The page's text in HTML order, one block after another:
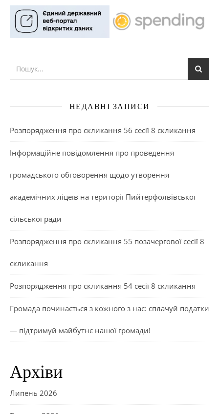
НЕДАВНІ ЗАПИСИ
Розпорядження про скликання 56 сесії 8 скликання
Інформаційне повідомлення про проведення
громадського обговорення щодо утворення
академічних ліцеїв на території Пийтерфолвівської
сільської ради
Розпорядження про скликання 55 позачергової сесії 8
скликання
Розпорядження про скликання 54 сесії 8 скликання
Громада починається з кожного з нас: сплачуй податки
— підтримуй майбутнє нашої громади!
Архіви
Липень 2026